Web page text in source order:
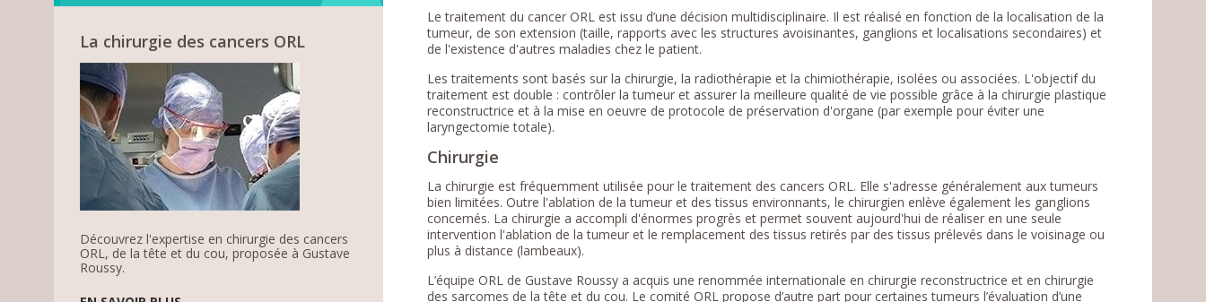
La chirurgie des cancers ORL
Découvrez l'expertise en chirurgie des cancers
ORL, de la tête et du cou, proposée à Gustave
Roussy.
Le traitement du cancer ORL est issu d’une décision multidisciplinaire. Il est réalisé en fonction de la localisation de la
tumeur, de son extension (taille, rapports avec les structures avoisinantes, ganglions et localisations secondaires) et
de l'existence d'autres maladies chez le patient.
Les traitements sont basés sur la chirurgie, la radiothérapie et la chimiothérapie, isolées ou associées. L'objectif du
traitement est double : contrôler la tumeur et assurer la meilleure qualité de vie possible grâce à la chirurgie plastique
reconstructrice et à la mise en oeuvre de protocole de préservation d'organe (par exemple pour éviter une
laryngectomie totale).
Chirurgie
La chirurgie est fréquemment utilisée pour le traitement des cancers ORL. Elle s'adresse généralement aux tumeurs
bien limitées. Outre l'ablation de la tumeur et des tissus environnants, le chirurgien enlève également les ganglions
concernés. La chirurgie a accompli d'énormes progrès et permet souvent aujourd'hui de réaliser en une seule
intervention l'ablation de la tumeur et le remplacement des tissus retirés par des tissus prélevés dans le voisinage ou
plus à distance (lambeaux).
L’équipe ORL de Gustave Roussy a acquis une renommée internationale en chirurgie reconstructrice et en chirurgie
des sarcomes de la tête et du cou. Le comité ORL propose d’autre part pour certaines tumeurs l’évaluation d’une